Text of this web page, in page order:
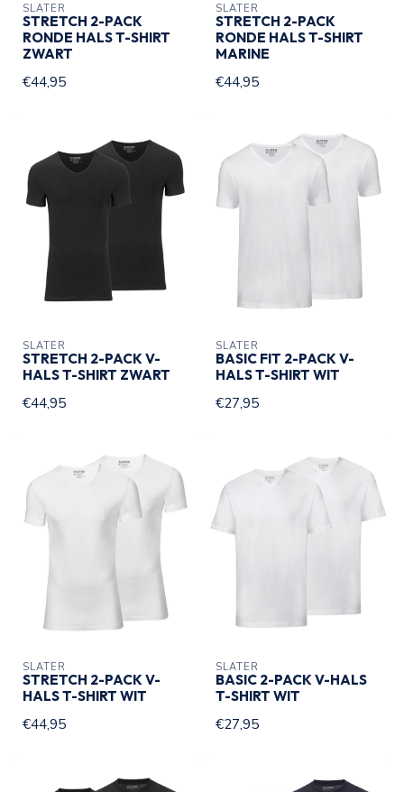
SLATER
STRETCH 2-PACK
RONDE HALS T-SHIRT
ZWART
€44,95
SLATER
STRETCH 2-PACK
RONDE HALS T-SHIRT
MARINE
€44,95
SLATER
STRETCH 2-PACK V-
HALS T-SHIRT ZWART
€44,95
SLATER
BASIC FIT 2-PACK V-
HALS T-SHIRT WIT
€27,95
SLATER
STRETCH 2-PACK V-
HALS T-SHIRT WIT
€44,95
SLATER
BASIC 2-PACK V-HALS
T-SHIRT WIT
€27,95